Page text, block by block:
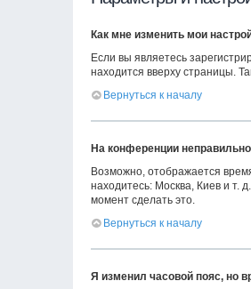
Как мне изменить мои
Если вы являетесь
находится вверху страницы.
Вернуться к началу
На конференции
Возможно, отображается
находитесь: Москва, Киев и т.
момент сделать это.
Вернуться к началу
Я изменил часовой пояс, но